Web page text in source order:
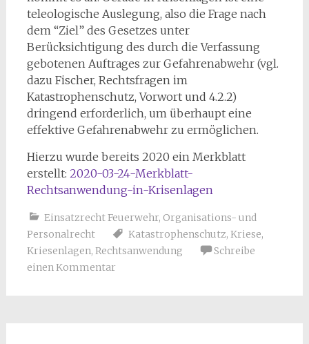
teleologische Auslegung, also die Frage nach
dem “Ziel” des Gesetzes unter
Berücksichtigung des durch die Verfassung
gebotenen Auftrages zur Gefahrenabwehr (vgl.
dazu Fischer, Rechtsfragen im
Katastrophenschutz, Vorwort und 4.2.2)
dringend erforderlich, um überhaupt eine
effektive Gefahrenabwehr zu ermöglichen.
Hierzu wurde bereits 2020 ein Merkblatt
erstellt: 2020-03-24-Merkblatt-
Rechtsanwendung-in-Krisenlagen
Einsatzrecht Feuerwehr, Organisations- und
Personalrecht
Katastrophenschutz, Kriese,
Kriesenlagen, Rechtsanwendung
Schreibe
einen Kommentar